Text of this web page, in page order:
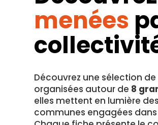
menées
Découvrez une sélection de
organisées autour de 8
elles mettent en lumière des
communes engagées